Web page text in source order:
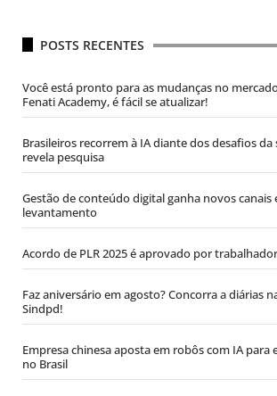
POSTS RECENTES
Você está pronto para as mudanças no
Fenati Academy, é fácil se atualizar!
Brasileiros recorrem à IA diante dos desafios
revela pesquisa
Gestão de conteúdo digital ganha novos canais
levantamento
Acordo de PLR 2025 é aprovado por
Faz aniversário em agosto? Concorra a diárias
Sindpd!
Empresa chinesa aposta em robôs com IA para
no Brasil